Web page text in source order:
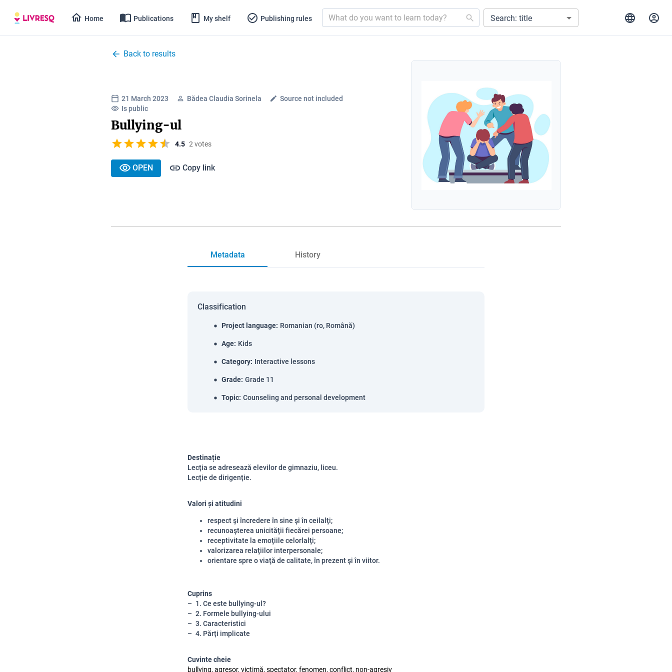
Home Publications My shelf Publishing rules Search: title
Back to results
21 March 2023 Bădea Claudia Sorinela
Source not included
Is public
Bullying-ul
4.5 2 votes
OPEN Copy link
Metadata History
Classification
Project language: Romanian (ro, Română)
Age: Kids
Category: Interactive lessons
Grade: Grade 11
Topic: Counseling and personal development
Destinație
Lecția se adresează elevilor de gimnaziu, liceu.
Lecție de dirigenție.
Valori și atitudini
respect şi încredere în sine şi în ceilalţi;
recunoaşterea unicităţii fiecărei persoane;
receptivitate la emoţiile celorlalţi;
valorizarea relaţiilor interpersonale;
orientare spre o viaţă de calitate, în prezent şi în viitor.
Cuprins
1. Ce este bullying-ul?
2. Formele bullying-ului
3. Caracteristici
4. Părți implicate
Cuvinte cheie
bullying, agresor, victimă, spectator, fenomen, conflict, non-agresiv